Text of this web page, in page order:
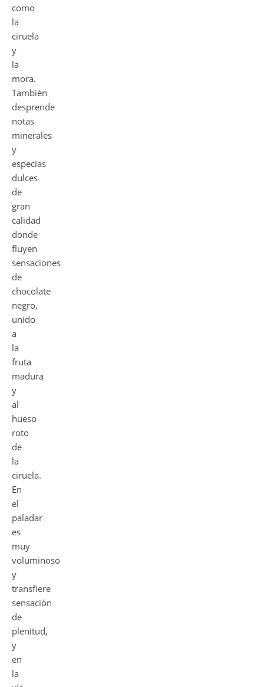
como
la
ciruela
y
la
mora.
También
desprende
notas
minerales
y
especias
dulces
de
gran
calidad
donde
fluyen
sensaciones
de
chocolate
negro,
unido
a
la
fruta
madura
y
al
hueso
roto
de
la
ciruela.
En
el
paladar
es
muy
voluminoso
y
transfiere
sensación
de
plenitud,
y
en
la